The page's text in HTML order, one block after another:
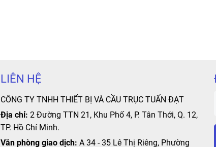
LIÊN HỆ
CÔNG TY TNHH THIẾT BỊ VÀ CẦU TRỤC TUẤN ĐẠT
Địa chỉ: 2 Đường TTN 21, Khu Phố 4, P. Tân Thới, Q. 12,
TP. Hồ Chí Minh.
Văn phòng giao dịch: A 34 - 35 Lê Thị Riêng, Phường